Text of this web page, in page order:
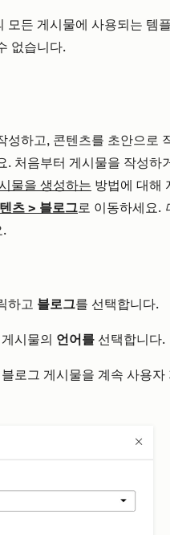
든 게시물에 사용되는 템
없습니다.
하고, 콘텐츠를 초안으로
처음부터 게시물을 작성하
물을 생성하는 방법에 대해
츠 > 블로그로 이동하세요.
.
하고 블로그를 선택합니다.
시물의 언어를 선택합니다.
로그 게시물을 계속 사용자